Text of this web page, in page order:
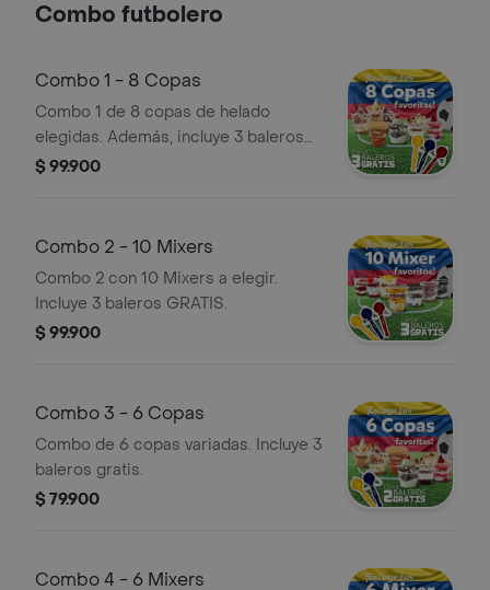
Combo futbolero
Combo 1 - 8 Copas
Combo 1 de 8 copas de helado
elegidas. Además, incluye 3 baleros
GRATIS.
$ 99.900
Combo 2 - 10 Mixers
Combo 2 con 10 Mixers a elegir.
Incluye 3 baleros GRATIS.
$ 99.900
Combo 3 - 6 Copas
Combo de 6 copas variadas. Incluye 3
baleros gratis.
$ 79.900
Combo 4 - 6 Mixers